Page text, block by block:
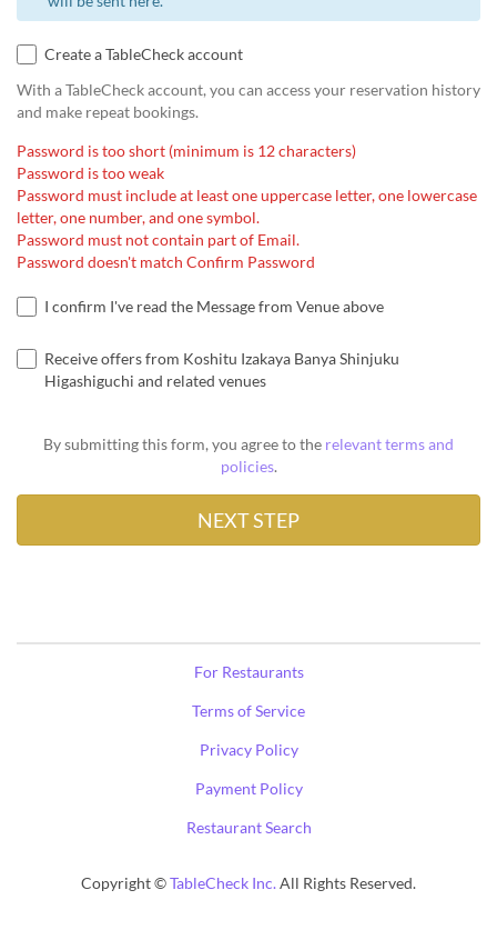
Create a TableCheck account
With a TableCheck account, you can access your reservation history
and make repeat bookings.
Password is too short (minimum is 12 characters)
Password is too weak
Password must include at least one uppercase letter, one lowercase
letter, one number, and one symbol.
Password must not contain part of Email.
Password doesn't match Confirm Password
I confirm I've read the Message from Venue above
Receive offers from Koshitu Izakaya Banya Shinjuku
Higashiguchi and related venues
By submitting this form, you agree to the relevant terms and
policies.
For Restaurants
Terms of Service
Privacy Policy
Payment Policy
Restaurant Search
Copyright ©TableCheck Inc.All Rights Reserved.